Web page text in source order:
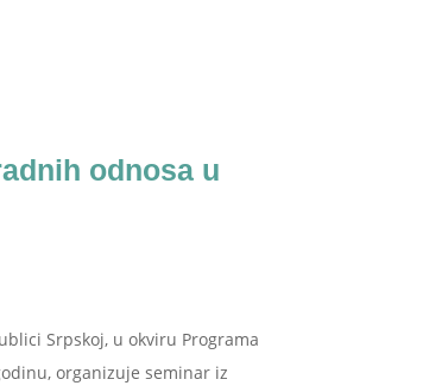
odnosa u
Srpskoj, u okviru Programa
organizuje seminar iz